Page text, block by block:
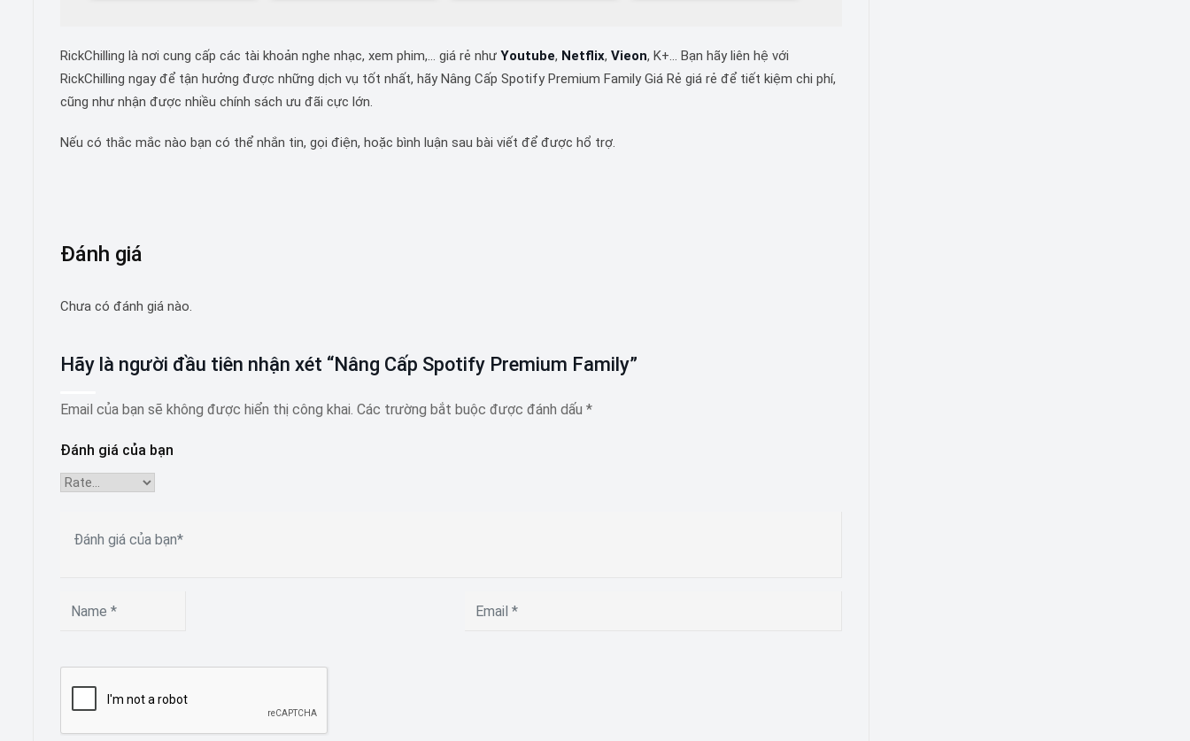
RickChilling là nơi cung cấp các tài khoản nghe nhạc, xem phim,… giá rẻ như Youtube, Netflix, Vieon, K+… Bạn hãy liên hệ với
RickChilling ngay để tận hưởng được những dịch vụ tốt nhất, hãy Nâng Cấp Spotify Premium Family Giá Rẻ giá rẻ để tiết kiệm chi phí,
cũng như nhận được nhiều chính sách ưu đãi cực lớn.
Nếu có thắc mắc nào bạn có thể nhắn tin, gọi điện, hoặc bình luận sau bài viết để được hổ trợ.
Đánh giá
Chưa có đánh giá nào.
Hãy là người đầu tiên nhận xét “Nâng Cấp Spotify Premium Family”
Email của bạn sẽ không được hiển thị công khai. Các trường bắt buộc được đánh dấu *
Đánh giá của bạn